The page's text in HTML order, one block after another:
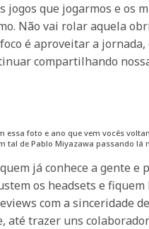
jogos que jogarmos e os
Não vai rolar aquela
é aproveitar a
compartilhando
foto e ano que vem vocês
tal de Pablo Miyazawa passando lá
já conhece a gente e
os headsets e
com a sinceridade
até trazer uns